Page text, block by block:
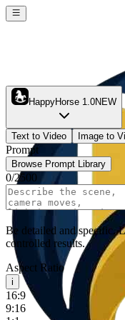
HappyHorse 1.0NEW
Text to Video Image to
Prompt
Browse Prompt Library
0/2500
Be detailed and specific.
controlled results.
Aspect Ratio
i
16:9
9:16